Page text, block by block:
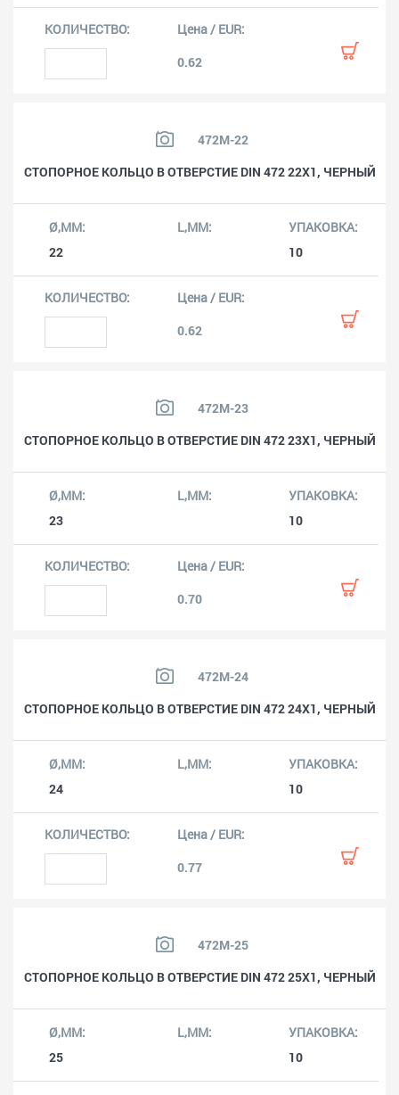
0.62
472M-22
СТОПОРНОЕ КОЛЬЦО В ОТВЕРСТИЕ DIN 472 22X1, ЧЕРНЫЙ
22 10
0.62
472M-23
СТОПОРНОЕ КОЛЬЦО В ОТВЕРСТИЕ DIN 472 23X1, ЧЕРНЫЙ
23 10
0.70
472M-24
СТОПОРНОЕ КОЛЬЦО В ОТВЕРСТИЕ DIN 472 24X1, ЧЕРНЫЙ
24 10
0.77
472M-25
СТОПОРНОЕ КОЛЬЦО В ОТВЕРСТИЕ DIN 472 25X1, ЧЕРНЫЙ
25 10